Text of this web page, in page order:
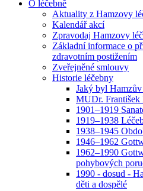
O léčebně
Aktuality z Hamzovy
Kalendář akcí
Zpravodaj Hamzovy
Základní informace o
zdravotním postižením
Zveřejněné smlouvy
Historie léčebny
Jaký byl
MUDr. František
1901–1919
1919–1938
1938–1945
1946–1962
1962–1990
pohybových
1990 - dosud -
děti a dospělé